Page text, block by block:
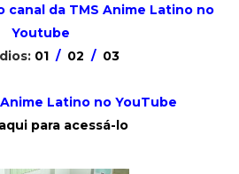
canal da TMS Anime Latino no
Youtube
01 / 02 / 03
Latino no YouTube
para acessá-lo